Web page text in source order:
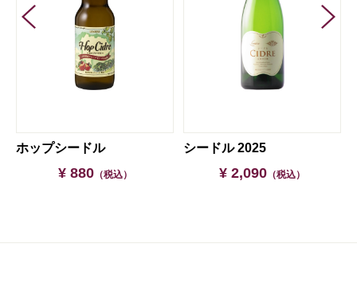
ホップシードル
¥ 880（税込）
シードル 2025
¥ 2,090 （税込）